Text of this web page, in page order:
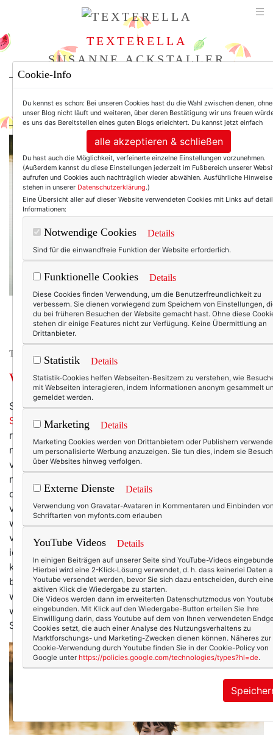
TEXTERELLA
SUSANNE ACKSTALLER
For Women. Not Girls.
TEXTERELLA PERSÖNLICH.
Was wird bleiben?
Seit fast zwei Monaten leben wir in diesereigenartigen
Stille , die nun langsam nicht mehr ganz so still und so
ruhig ist, aber immer noch seltsam. Immer noch sind
meine Tage so gleichförmig und unaufgeregt, dass sie
verschwimmen, und bereits der Besuch des Edekas im
nächsten Ort zum Abenteuer wird. Aber mir genügt
dieses Leben. Ein wenig bin ich erstaunt, dass ich doch
viel weniger brauche, als ich gedacht hatte. So viel
weniger Action, so viel weniger Events, so viel weniger
von allem. Das ist eine gute Erkenntnis, und ich weiß,
ich bin damit nicht allein. Manchmal wünschte ich, es
könnte einfach so bleiben, dieses Leben. So ruhig, so
beschaulich, so schlicht. Nicht zerfasert und flirrend
wie sonst. Sondern klar und fokussiert auf das wenige,
was ich wirklich brauche. Familie, Natur, gutes Essen.
Schreiben. So wenig, so viel.
Cookie-Info
Du kennst es schon: Bei unseren Cookies hast du die Wahl zwischen denen,
unser Blog nicht läuft und weiteren, über deren Bestätigung wir uns freuen
es uns das Bereitstellen eines guten Blogs erleichtert. Du kannst jetzt einfach
alle akzeptieren & schließen
Du hast auch die Möglichkeit, verfeinerte einzelne Einstellungen vorzunehmen.
(Außerdem kannst du diese Einstellungen jederzeit im Fußbereich unserer
aufrufen und Cookies auch nachträglich wieder abwählen. Ausführliche Hinweise
stehen in unserer Datenschutzerklärung.)
Eine Übersicht aller auf dieser Website verwendeten Cookies mit Links auf
Informationen:
Notwendige Cookies Details
Sind für die einwandfreie Funktion der Website erforderlich.
Funktionelle Cookies Details
Diese Cookies finden Verwendung, um die Benutzerfreundlichkeit zu
verbessern. Sie dienen vorwiegend zum Speichern von Einstellungen,
du bei früheren Besuchen der Website gemacht hast. Ohne diese
stehen dir einige Features nicht zur Verfügung. Keine Übermittlung an
Drittanbieter.
Statistik Details
Statistik-Cookies helfen Webseiten-Besitzern zu verstehen, wie
mit Webseiten interagieren, indem Informationen anonym gesammelt
gemeldet werden.
Marketing Details
Marketing Cookies werden von Drittanbietern oder Publishern
um personalisierte Werbung anzuzeigen. Sie tun dies, indem sie
über Websites hinweg verfolgen.
Externe Dienste Details
Verwendung von Gravatar-Avataren in Kommentaren und Einbinden
Schriftarten von myfonts.com erlauben
YouTube Videos Details
In einigen Beiträgen auf unserer Seite sind YouTube-Videos
Hierbei wird eine 2-Klick-Lösung verwendet, d. h. dass keinerlei Daten
Youtube versendet werden, bevor Sie sich dazu entscheiden, durch
aktiven Klick die Wiedergabe zu starten.
Die Videos werden dann im erweiterten Datenschutzmodus von
eingebunden. Mit Klick auf den Wiedergabe-Button erteilen Sie Ihre
Einwilligung darin, dass Youtube auf dem von Ihnen verwendeten
Cookies setzt, die auch einer Analyse des Nutzungsverhaltens zu
Marktforschungs- und Marketing-Zwecken dienen können. Näheres zur
Cookie-Verwendung durch Youtube finden Sie in der Cookie-Policy von
Google unter https://policies.google.com/technologies/types?hl=de.